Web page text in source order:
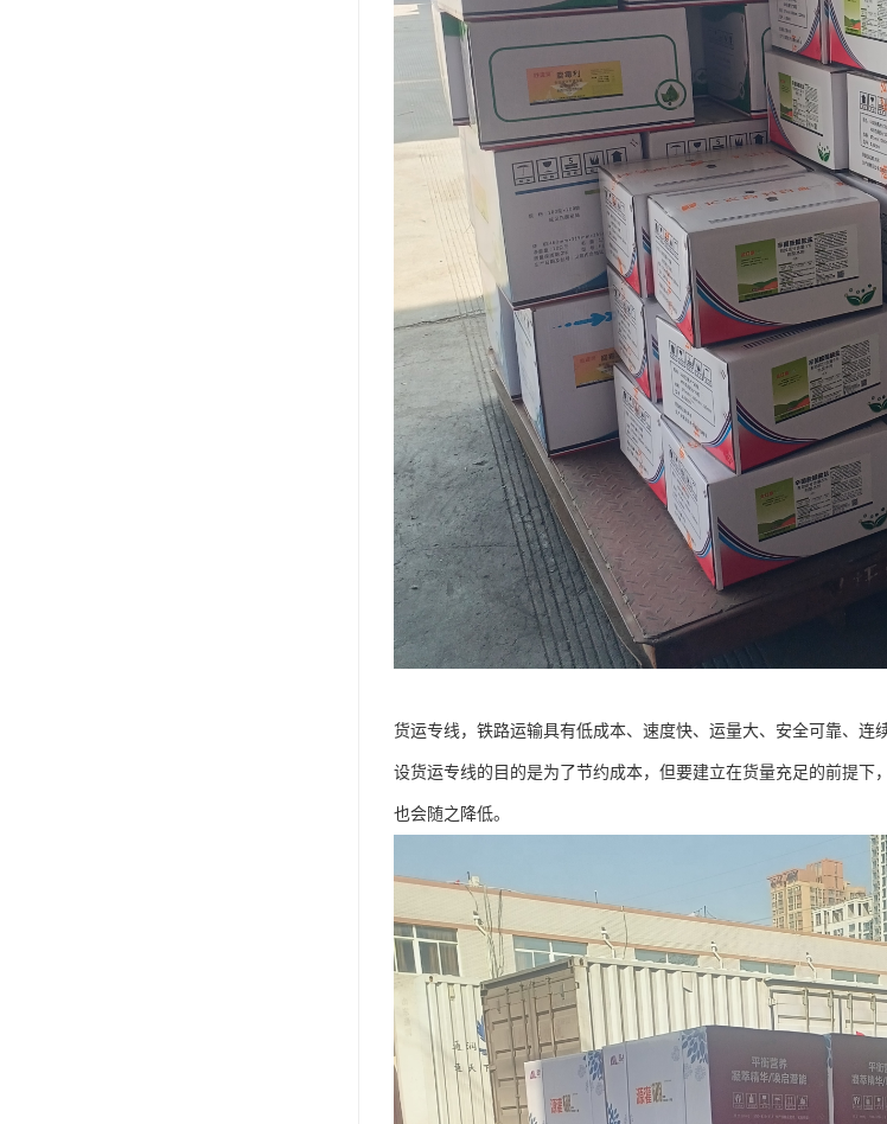
货运专线，铁路运输具有低成本、速度快、运量大、安全可靠、
设货运专线的目的是为了节约成本，但要建立在货量充足的前提
也会随之降低。